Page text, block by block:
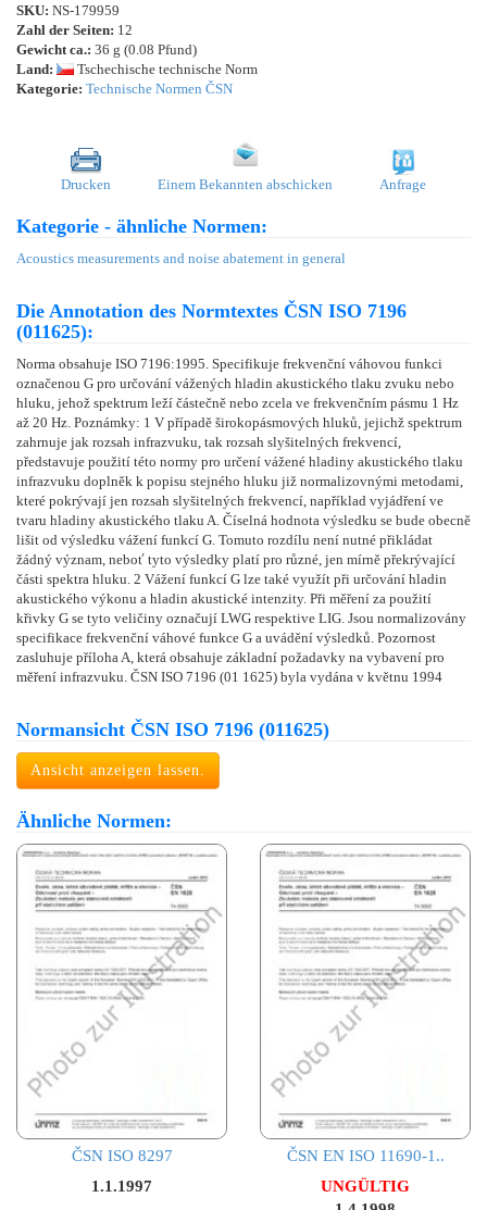
SKU: NS-179959
Zahl der Seiten: 12
Gewicht ca.: 36 g (0.08 Pfund)
Land:
Tschechische technische Norm
Kategorie: Technische Normen ČSN
Drucken Einem Bekannten abschicken Anfrage
Kategorie - ähnliche Normen:
Acoustics measurements and noise abatement in general
Die Annotation des Normtextes ČSN ISO 7196
(011625):
Norma obsahuje ISO 7196:1995. Specifikuje frekvenční váhovou funkci
označenou G pro určování vážených hladin akustického tlaku zvuku nebo
hluku, jehož spektrum leží částečně nebo zcela ve frekvenčním pásmu 1 Hz
až 20 Hz. Poznámky: 1 V případě širokopásmových hluků, jejichž spektrum
zahrnuje jak rozsah infrazvuku, tak rozsah slyšitelných frekvencí,
představuje použití této normy pro určení vážené hladiny akustického tlaku
infrazvuku doplněk k popisu stejného hluku již normalizovnými metodami,
které pokrývají jen rozsah slyšitelných frekvencí, například vyjádření ve
tvaru hladiny akustického tlaku A. Číselná hodnota výsledku se bude obecně
lišit od výsledku vážení funkcí G. Tomuto rozdílu není nutné přikládat
žádný význam, neboť tyto výsledky platí pro různé, jen mírně překrývající
části spektra hluku. 2 Vážení funkcí G lze také využít při určování hladin
akustického výkonu a hladin akustické intenzity. Při měření za použití
křivky G se tyto veličiny označují LWG respektive LIG. Jsou normalizovány
specifikace frekvenční váhové funkce G a uvádění výsledků. Pozornost
zasluhuje příloha A, která obsahuje základní požadavky na vybavení pro
měření infrazvuku. ČSN ISO 7196 (01 1625) byla vydána v květnu 1994
Normansicht ČSN ISO 7196 (011625)
Ansicht anzeigen lassen.
Ähnliche Normen:
ČSN ISO 8297
1.1.1997
ČSN EN ISO 11690-1..
UNGÜLTIG